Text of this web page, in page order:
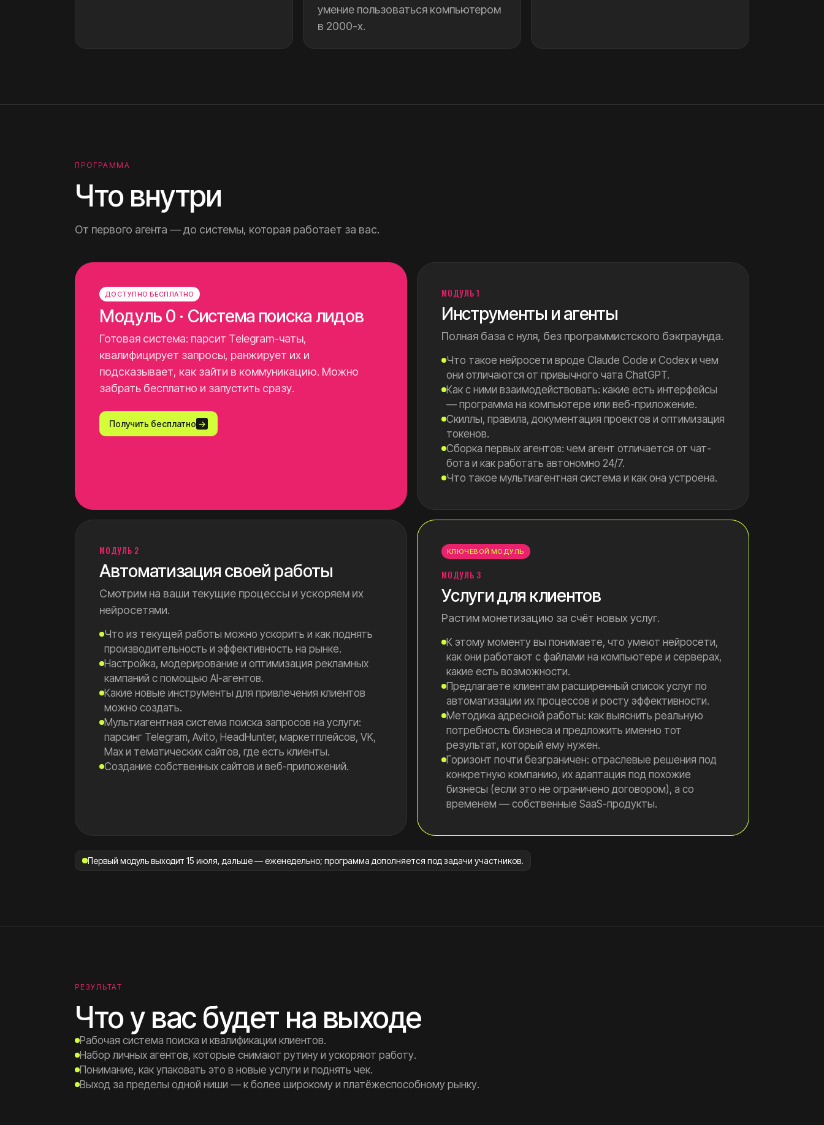
умение пользоваться компьютером
в 2000-х.
ПРОГРАММА
Что внутри
От первого агента — до системы, которая работает за вас.
ДОСТУПНО БЕСПЛАТНО
Модуль 0 · Система поиска лидов
Готовая система: парсит Telegram-чаты,
квалифицирует запросы, ранжирует их и
подсказывает, как зайти в коммуникацию. Можно
забрать бесплатно и запустить сразу.
Получить бесплатно →
МОДУЛЬ 1
Инструменты и агенты
Полная база с нуля, без программистского бэкграунда.
Что такое нейросети вроде Claude Code и Codex и чем
они отличаются от привычного чата ChatGPT.
Как с ними взаимодействовать: какие есть интерфейсы
— программа на компьютере или веб-приложение.
Скиллы, правила, документация проектов и оптимизация
токенов.
Сборка первых агентов: чем агент отличается от чат-
бота и как работать автономно 24/7.
Что такое мультиагентная система и как она устроена.
МОДУЛЬ 2
Автоматизация своей работы
Смотрим на ваши текущие процессы и ускоряем их
нейросетями.
Что из текущей работы можно ускорить и как поднять
производительность и эффективность на рынке.
Настройка, модерирование и оптимизация рекламных
кампаний с помощью AI-агентов.
Какие новые инструменты для привлечения клиентов
можно создать.
Мультиагентная система поиска запросов на услуги:
парсинг Telegram, Avito, HeadHunter, маркетплейсов, VK,
Max и тематических сайтов, где есть клиенты.
Создание собственных сайтов и веб-приложений.
КЛЮЧЕВОЙ МОДУЛЬ
МОДУЛЬ 3
Услуги для клиентов
Растим монетизацию за счёт новых услуг.
К этому моменту вы понимаете, что умеют нейросети,
как они работают с файлами на компьютере и серверах,
какие есть возможности.
Предлагаете клиентам расширенный список услуг по
автоматизации их процессов и росту эффективности.
Методика адресной работы: как выяснить реальную
потребность бизнеса и предложить именно тот
результат, который ему нужен.
Горизонт почти безграничен: отраслевые решения под
конкретную компанию, их адаптация под похожие
бизнесы (если это не ограничено договором), а со
временем — собственные SaaS-продукты.
Первый модуль выходит 15 июля, дальше — еженедельно; программа дополняется под задачи участников.
РЕЗУЛЬТАТ
Что у вас будет на выходе
Рабочая система поиска и квалификации клиентов.
Набор личных агентов, которые снимают рутину и ускоряют работу.
Понимание, как упаковать это в новые услуги и поднять чек.
Выход за пределы одной ниши — к более широкому и платёжеспособному рынку.